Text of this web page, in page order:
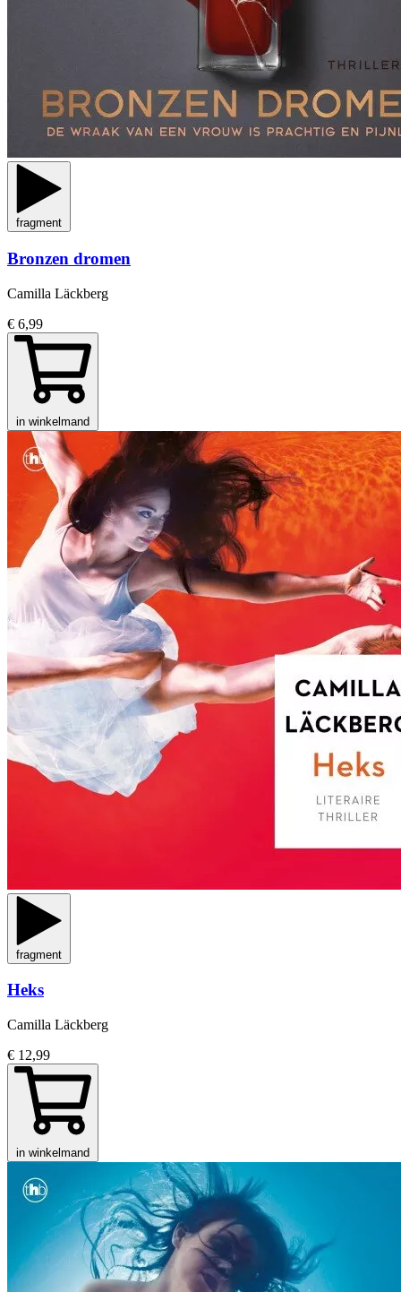
fragment
Bronzen dromen
Camilla Läckberg
€ 6,99
in winkelmand
fragment
Heks
Camilla Läckberg
€ 12,99
in winkelmand